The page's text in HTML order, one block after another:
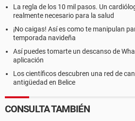
La regla de los 10 mil pasos. Un
realmente necesario para la salud
¡No caigas! Así es como te manipulan
temporada navideña
Así puedes tomarte un descanso de
aplicación
Los científicos descubren una red de
antigüedad en Belice
CONSULTA TAMBIÉN